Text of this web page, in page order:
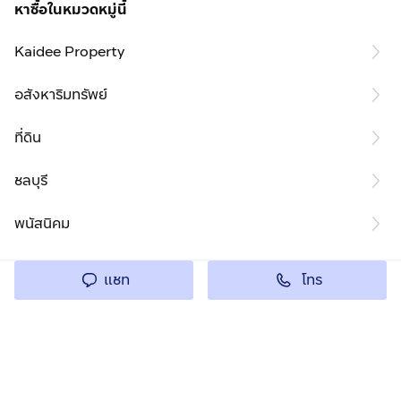
หาซื้อในหมวดหมู่นี้
Kaidee Property
อสังหาริมทรัพย์
ที่ดิน
ชลบุรี
พนัสนิคม
แชท โทร